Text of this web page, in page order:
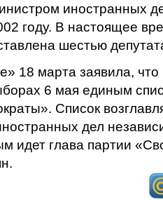
иностранных
году. В настоящее
шестью
18 марта заявила, что
6 мая единым
Список
дел
идет глава партии